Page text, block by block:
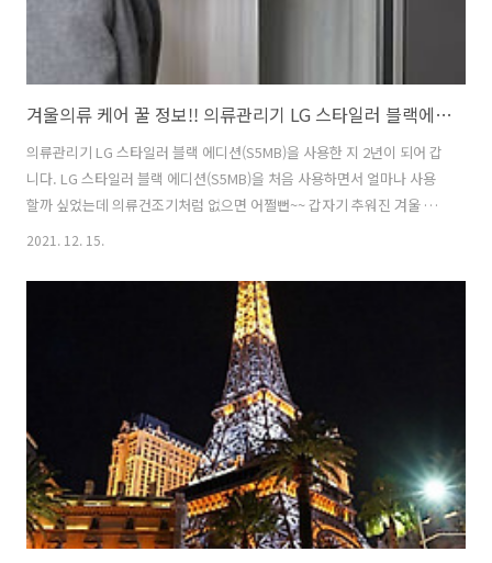
겨울의류 케어 꿀 정보!! 의류관리기 LG 스타일러 블랙에디션(S5MB) 사용시 유의사항 및 불편했던 점
의류관리기 LG 스타일러 블랙 에디션(S5MB)을 사용한 지 2년이 되어 갑
니다. LG 스타일러 블랙 에디션(S5MB)을 처음 사용하면서 얼마나 사용
할까 싶었는데 의류건조기처럼 없으면 어쩔뻔~~ 갑자기 추워진 겨울 날
씨에 옷장 속에 있던 코드와 패닝이 생각나는 거 있죠. 옷에 묻은 미세먼
울의류 케어도 할 수 있다는 사실 모르는 분도 있을 듯합니다. 엘지 스타
일러 블랙 에디션(S5MB)는 5벌을 케어할 수 있어 겨울에는 더욱 진가를
발휘합니다. 냄새 제거 볼륨 업!! 그러나 유의해야 할 부분도 겨울은 추워
서 너무 싫어~~ 일찌감치 코트와 목도리를 착용하고 다니는 모습을 심심
치 않게 보게 되는데요. 게으름 피우다가 막상 장롱에서 꺼내 입으려다..
2021. 12. 15.